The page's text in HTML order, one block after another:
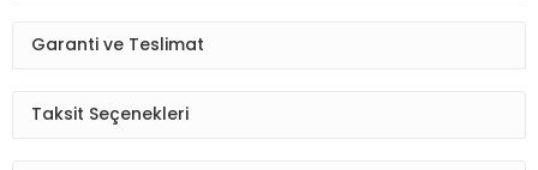
Garanti ve Teslimat
Taksit Seçenekleri